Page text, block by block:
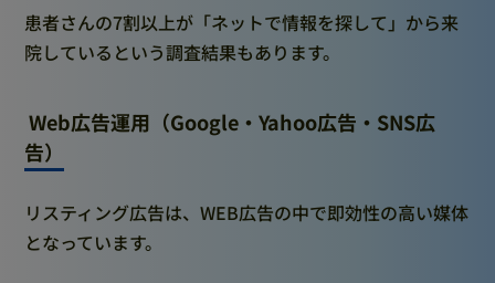
患者さんの7割以上が「ネットで情報を探して」から来
院しているという調査結果もあります。
Web広告運用（Google・Yahoo広告・SNS広
告）
リスティング広告は、WEB広告の中で即効性の高い媒体
となっています。